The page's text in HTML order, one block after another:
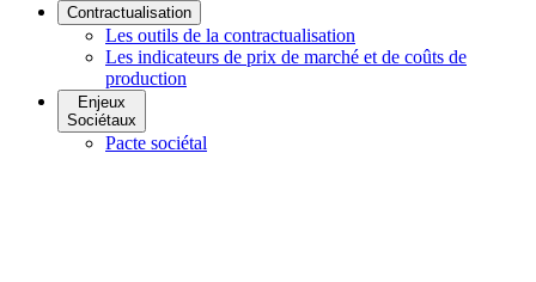
Contractualisation
Les outils de la contractualisation
Les indicateurs de prix de marché et de coûts de
production
Enjeux
Sociétaux
Pacte sociétal